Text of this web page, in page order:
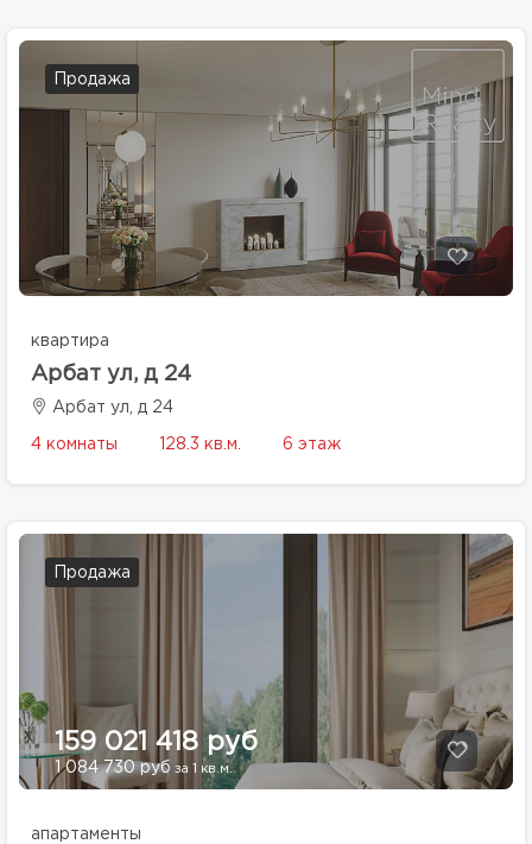
Продажа
квартира
Арбат ул, д 24
Арбат ул, д 24
4 комнаты 128.3 кв.м. 6 этаж
Продажа
159 021 418 руб
1 084 730 руб за 1 кв.м.
апартаменты